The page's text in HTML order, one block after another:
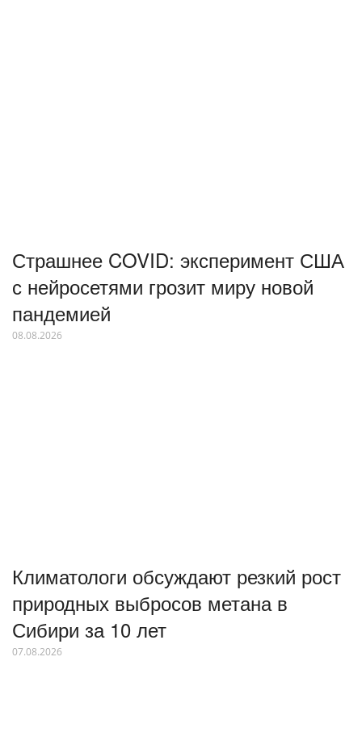
Страшнее COVID: эксперимент США
с нейросетями грозит миру новой
пандемией
08.08.2026
Климатологи обсуждают резкий рост
природных выбросов метана в
Сибири за 10 лет
07.08.2026